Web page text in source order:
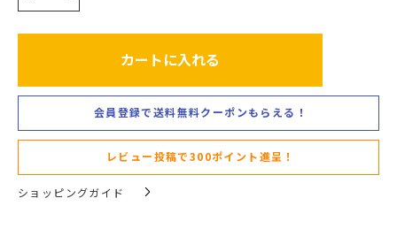
カートに入れる
会員登録で送料無料クーポンもらえる！
レビュー投稿で300ポイント進呈！
ショッピングガイド